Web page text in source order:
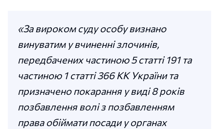
«За вироком суду особу визнано
винуватим у вчиненні злочинів,
передбачених частиною 5 статті 191 та
частиною 1 статті 366 КК України та
призначено покарання у виді 8 років
позбавлення волі з позбавленням
права обіймати посади у органах